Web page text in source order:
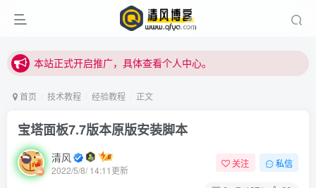
本站正式开启推广，具体查看个人中心。
本站正式开启推广，具体查看个人中心。
首页 技术教程 经验教程 正文
宝塔面板7.7版本原版安装脚本
清风
2022/5/8/ 14:11更新
关注 私信